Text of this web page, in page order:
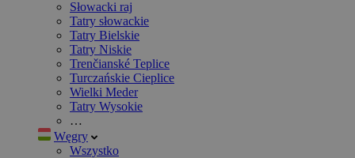
Słowacki raj
Tatry słowackie
Tatry Bielskie
Tatry Niskie
Trenčianské Teplice
Turczańskie Cieplice
Wielki Meder
Tatry Wysokie
…
Węgry
Wszystko